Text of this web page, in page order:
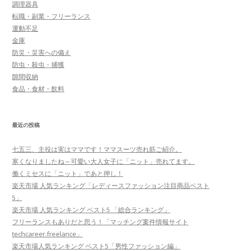
調理器具
転職・副業・フリーランス
運動不足
金庫
防災・災害への備え
防虫・殺虫・捕獲
隙間収納
食品・食材・飲料
最近の投稿
七五三、主役は実はママです！ママスーツ売れ筋ご紹介。
寒くなりましたね～可愛い大人女子に「ニット」売れてます。
働くミセスに「ニット」であと押し！
楽天市場 人気ランキング「レディースファッション注目商品ベスト
5」
楽天市場 人気ランキング ベスト5 「総合ランキング」
フリーランスもありだと思う！「マッチング案件情報サイト
techcareer.freelance」
楽天市場人気ランキング ベスト5「男性ファッション編」